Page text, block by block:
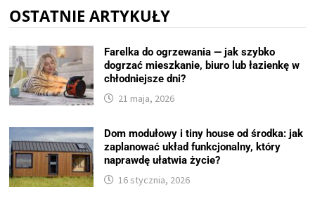
OSTATNIE ARTYKUŁY
Farelka do ogrzewania — jak szybko
dogrzać mieszkanie, biuro lub łazienkę w
chłodniejsze dni?
21 maja, 2026
Dom modułowy i tiny house od środka: jak
zaplanować układ funkcjonalny, który
naprawdę ułatwia życie?
16 stycznia, 2026